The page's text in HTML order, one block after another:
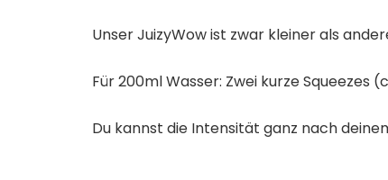
Unser JuizyWow ist zwar kleiner als
Für 200ml Wasser: Zwei kurze Squeezes
Du kannst die Intensität ganz nach